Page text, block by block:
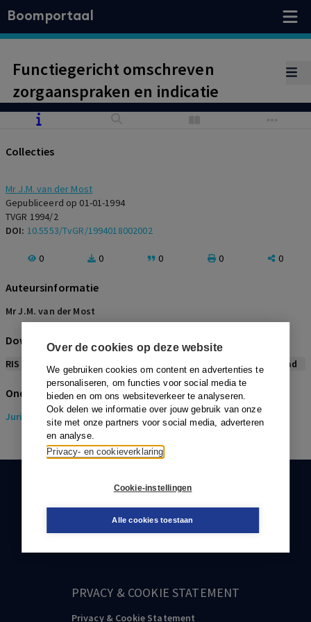
Over de cookies op deze website
We gebruiken cookies om content en advertenties te
personaliseren, om functies voor social media te
bieden en om ons websiteverkeer te analyseren.
Ook delen we informatie over jouw gebruik van onze
site met onze partners voor social media, adverteren
en analyse.
Privacy- en cookieverklaring
Cookie-instellingen
Alle cookies toestaan
Boomportaal
Functiegericht omschreven
zorgaanspraken en indicatie
Collecties
Mr J.M. van der Most
Gepubliceerd op 01-01-1994
TVGR 1994/2
DOI: 10.5553/TvGR/1994018002002
0 0 0 0 0
Auteursinformatie
Mr J.M. van der Most
Download citeerwijze bij dit artikel
RIS BibTex APA Vancouver Leidraad
Onderwerpen
Juridisch > Gezondheidsrecht
KLANTENSERVICE
088-0301000
PRVACY & COOKIE STATEMENT
Privacy & Cookie Statement